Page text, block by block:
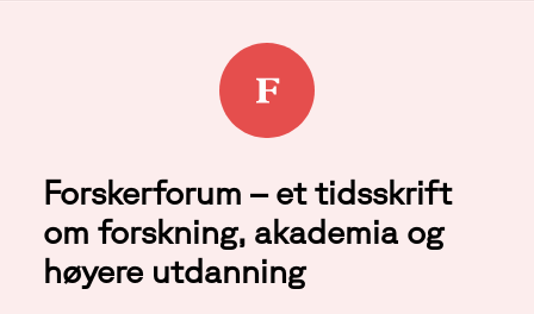
Forskerforum – et tidsskrift
om forskning, akademia og
høyere utdanning